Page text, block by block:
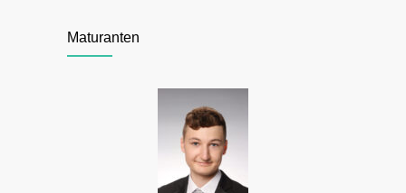
Maturanten